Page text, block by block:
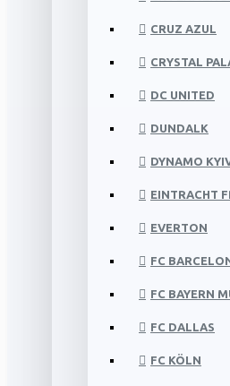
CRUZ AZUL
CRYSTAL
DC UNITED
DUNDALK
DYNAMO
EINTRACHT
EVERTON
FC
FC BAYERN
FC DALLAS
FC KÖLN